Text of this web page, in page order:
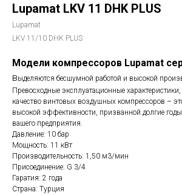
Lupamat LKV 11 DHK PLUS
Lupamat
LKV 11/10 DHK PLUS
Модели компрессоров Lupamat
выделяются бесшумной работой и высокой
Превосходные эксплуатационные
качество винтовых воздушных компрессоров –
высокой эффективности, призванной долгие
вашего предприятия.
Давление: 10 бар
Мощность: 11 кВт
Производительность: 1,50 м3/мин
Присоединение: G 3/4
Гаратия: 2 года
Страна: Турция